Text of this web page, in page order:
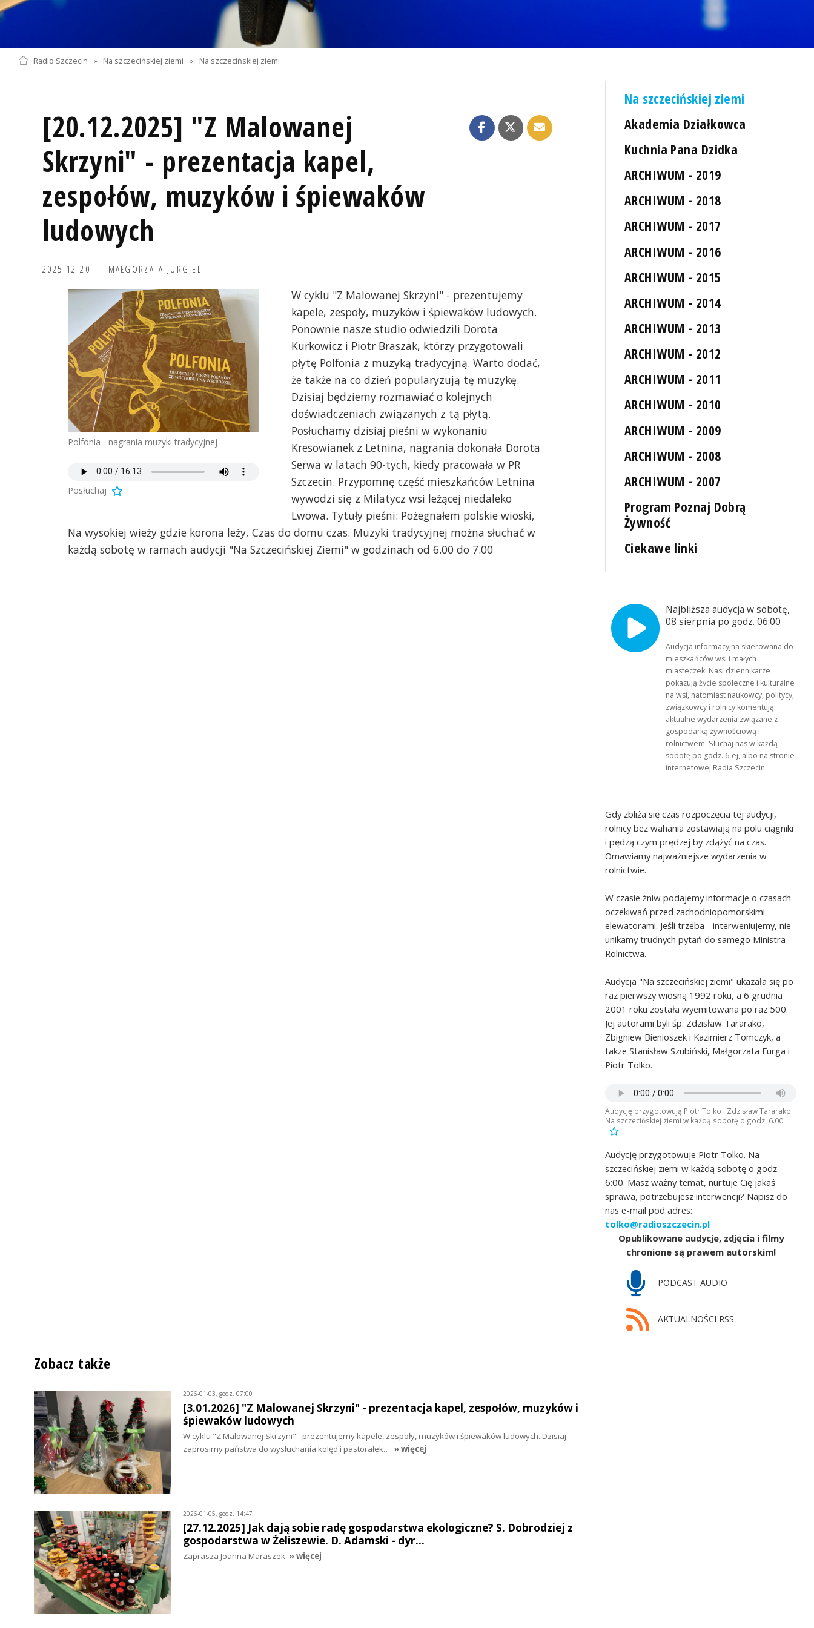
Radio Szczecin » Na szczecińskiej ziemi » Na szczecińskiej ziemi
[20.12.2025] "Z Malowanej
Skrzyni" - prezentacja kapel,
zespołów, muzyków i śpiewaków
ludowych
2025-12-20 MAŁGORZATA JURGIEL
Polfonia - nagrania muzyki tradycyjnej
Posłuchaj
W cyklu "Z Malowanej Skrzyni" - prezentujemy
kapele, zespoły, muzyków i śpiewaków ludowych.
Ponownie nasze studio odwiedzili Dorota
Kurkowicz i Piotr Braszak, którzy przygotowali
płytę Polfonia z muzyką tradycyjną. Warto dodać,
że także na co dzień popularyzują tę muzykę.
Dzisiaj będziemy rozmawiać o kolejnych
doświadczeniach związanych z tą płytą.
Posłuchamy dzisiaj pieśni w wykonaniu
Kresowianek z Letnina, nagrania dokonała Dorota
Serwa w latach 90-tych, kiedy pracowała w PR
Szczecin. Przypomnę część mieszkańców Letnina
wywodzi się z Milatycz wsi leżącej niedaleko
Lwowa. Tytuły pieśni: Pożegnałem polskie wioski,
Na wysokiej wieży gdzie korona leży, Czas do domu czas. Muzyki tradycyjnej można słuchać w
każdą sobotę w ramach audycji "Na Szczecińskiej Ziemi" w godzinach od 6.00 do 7.00
Na szczecińskiej ziemi
Akademia Działkowca
Kuchnia Pana Dzidka
ARCHIWUM - 2019
ARCHIWUM - 2018
ARCHIWUM - 2017
ARCHIWUM - 2016
ARCHIWUM - 2015
ARCHIWUM - 2014
ARCHIWUM - 2013
ARCHIWUM - 2012
ARCHIWUM - 2011
ARCHIWUM - 2010
ARCHIWUM - 2009
ARCHIWUM - 2008
ARCHIWUM - 2007
Program Poznaj Dobrą
Żywność
Ciekawe linki
Najbliższa audycja w sobotę,
08 sierpnia po godz. 06:00
Audycja informacyjna skierowana do
mieszkańców wsi i małych
miasteczek. Nasi dziennikarze
pokazują życie społeczne i kulturalne
na wsi, natomiast naukowcy, politycy,
związkowcy i rolnicy komentują
aktualne wydarzenia związane z
gospodarką żywnościową i
rolnictwem. Słuchaj nas w każdą
sobotę po godz. 6-ej, albo na stronie
internetowej Radia Szczecin.
Gdy zbliża się czas rozpoczęcia tej audycji,
rolnicy bez wahania zostawiają na polu ciągniki
i pędzą czym prędzej by zdążyć na czas.
Omawiamy najważniejsze wydarzenia w
rolnictwie.
W czasie żniw podajemy informacje o czasach
oczekiwań przed zachodniopomorskimi
elewatorami. Jeśli trzeba - interweniujemy, nie
unikamy trudnych pytań do samego Ministra
Rolnictwa.
Audycja "Na szczecińskiej ziemi" ukazała się po
raz pierwszy wiosną 1992 roku, a 6 grudnia
2001 roku została wyemitowana po raz 500.
Jej autorami byli śp. Zdzisław Tararako,
Zbigniew Bienioszek i Kazimierz Tomczyk, a
także Stanisław Szubiński, Małgorzata Furga i
Piotr Tolko.
Audycję przygotowują Piotr Tolko i Zdzisław Tararako.
Na szczecińskiej ziemi w każdą sobotę o godz. 6.00.
Audycję przygotowuje Piotr Tolko. Na
szczecińskiej ziemi w każdą sobotę o godz.
6:00. Masz ważny temat, nurtuje Cię jakaś
sprawa, potrzebujesz interwencji? Napisz do
nas e-mail pod adres:
tolko@radioszczecin.pl
Opublikowane audycje, zdjęcia i filmy
chronione są prawem autorskim!
PODCAST AUDIO
AKTUALNOŚCI RSS
Zobacz także
2026-01-03, godz. 07:00
[3.01.2026] "Z Malowanej Skrzyni" - prezentacja kapel, zespołów, muzyków i
śpiewaków ludowych
W cyklu "Z Malowanej Skrzyni" - prezentujemy kapele, zespoły, muzyków i śpiewaków ludowych. Dzisiaj
zaprosimy państwa do wysłuchania kolęd i pastorałek… » więcej
2026-01-05, godz. 14:47
[27.12.2025] Jak dają sobie radę gospodarstwa ekologiczne? S. Dobrodziej z
gospodarstwa w Żeliszewie. D. Adamski - dyr…
Zaprasza Joanna Maraszek » więcej